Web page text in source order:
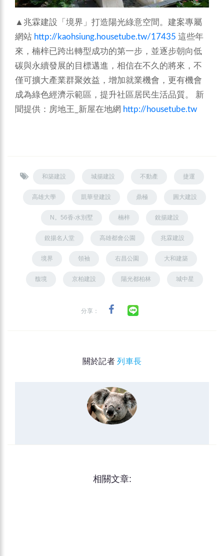
▲兆霖建設「境界」打造陽光綠意空間。建案專屬
網站 http://kaohsiung.housetube.tw/17435 這些年
來，楠梓已跨出轉型成功的第一步，並逐步朝向低
碳與永續發展的目標邁進，相信在不久的將來，不
僅可擴大產業群聚效益，增加就業機會，更有機會
成為綠色經濟示範區，提升社區居民生活品質。 新
聞提供：房地王_新屋在地網 http://housetube.tw
和築建設 城揚建設 不動產 捷運
高雄大學 凱華登建設 鼎極 圓大建設
N。56香‧水別墅 楠梓 銳揚建設
銳揚名人堂 高雄都會公園 兆霖建設
境界 領袖 右昌公園 大和建築
馥境 京柏建設 陽光都柏林 城中星
分享：
關於記者列車長
相關文章: